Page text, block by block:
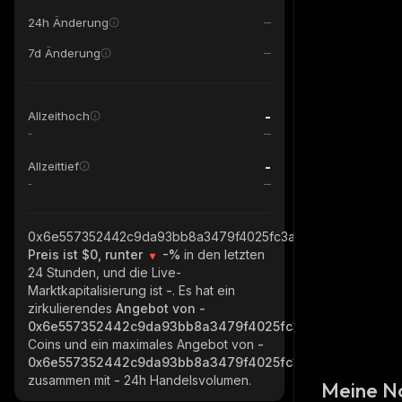
24h Änderung
7d Änderung
Allzeithoch -
-
Allzeittief -
-
Preis ist $0, runter
-% in den letzten
24 Stunden, und die Live-
Marktkapitalisierung ist -. Es hat ein
zirkulierendes Angebot von -
Coins und ein maximales Angebot von -
zusammen mit - 24h Handelsvolumen. Meine